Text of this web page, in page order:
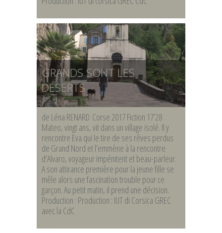
GRANDS SONT LES
DÉSERTS
de Léna RENARD Corse 2017 Fiction 17’28
Mateo, vingt ans, vit dans un village isolé. Il y
rencontre Eva qui le tire de ses rêves perdus
de Grand Nord et l’emmène à la rencontre
d’Alvaro, voyageur impénitent et beau-parleur.
A son attirance première pour la jeune fille se
mêle alors une fascination trouble pour ce
garçon. Au petit matin, il prend une décision.
Production : Production : IUT di Corsica GREC
avec la CdC